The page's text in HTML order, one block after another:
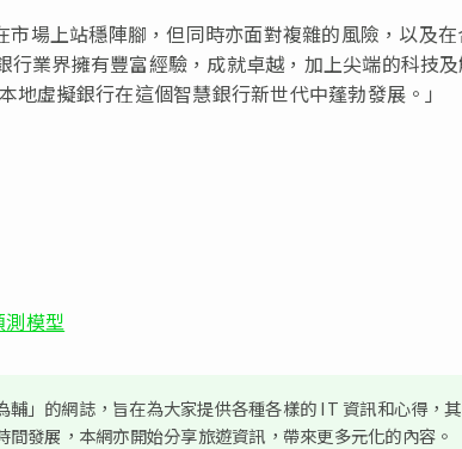
場上站穩陣腳，但同時亦面對複雜的風險，以及
業界擁有豐富經驗，成就卓越，加上尖端的科技
虛擬銀行在這個智慧銀行新世代中蓬勃發展。」
測模型
輔」的網誌，旨在為大家提供各種各樣的 IT 資訊和心得，
發展，本網亦開始分享旅遊資訊，帶來更多元化的內容。